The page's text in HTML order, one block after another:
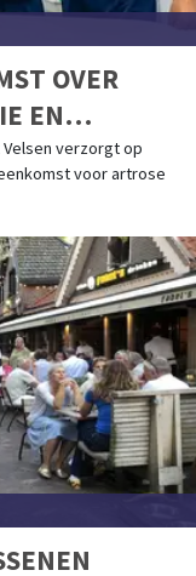
OVER
EN
VELSEN
verzorgt op
voor artrose